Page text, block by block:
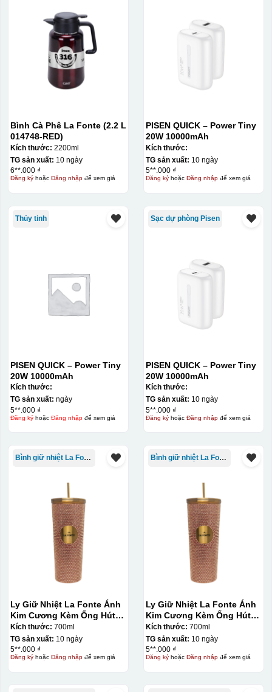
Hộp xi ly sứ
Bình Cà Phê La Fonte (2.2 L
014748-RED)
Kích thước: 2200ml
TG sản xuất: 10 ngày
6**.000 ₫
Đăng kýhoặc Đăng nhậpđể xem giá
PISEN QUICK – Power Tiny
20W 10000mAh
Kích thước:
TG sản xuất: 10 ngày
5**.000 ₫
Đăng kýhoặc Đăng nhậpđể xem giá
Thủy tinh
PISEN QUICK – Power Tiny
20W 10000mAh
Kích thước:
TG sản xuất: ngày
5**.000 ₫
Đăng kýhoặc Đăng nhậpđể xem giá
Sạc dự phòng Pisen
PISEN QUICK – Power Tiny
20W 10000mAh
Kích thước:
TG sản xuất: 10 ngày
5**.000 ₫
Đăng kýhoặc Đăng nhậpđể xem giá
Bình giữ nhiệt La Fonte
Ly Giữ Nhiệt La Fonte Ánh
Kim Cương Kèm Ống Hút-
700 ml-014687-GOL
Kích thước: 700ml
TG sản xuất: 10 ngày
5**.000 ₫
Đăng kýhoặc Đăng nhậpđể xem giá
Bình giữ nhiệt La Fonte
Ly Giữ Nhiệt La Fonte Ánh
Kim Cương Kèm Ống Hút-
700 ml-014687-GOL
Kích thước: 700ml
TG sản xuất: 10 ngày
5**.000 ₫
Đăng kýhoặc Đăng nhậpđể xem giá